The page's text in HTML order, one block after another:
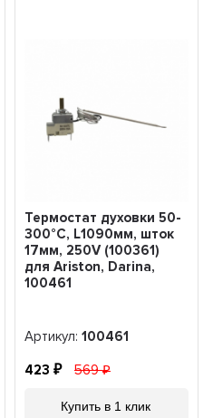
Термостат духовки 50-
300°С, L1090мм, шток
17мм, 250V (100361)
для Ariston, Darina,
100461
Артикул: 100461
423 569
Купить в 1 клик